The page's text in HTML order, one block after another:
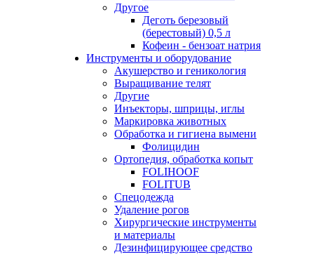
Другое
Деготь березовый
(берестовый) 0,5 л
Кофеин - бензоат натрия
Инструменты и оборудование
Акушерство и геникология
Выращивание телят
Другие
Инъекторы, шприцы, иглы
Маркировка животных
Обработка и гигиена вымени
Фолицидин
Ортопедия, обработка копыт
FOLIHOOF
FOLITUB
Спецодежда
Удаление рогов
Хирургические инструменты
и материалы
Дезинфицирующее средство